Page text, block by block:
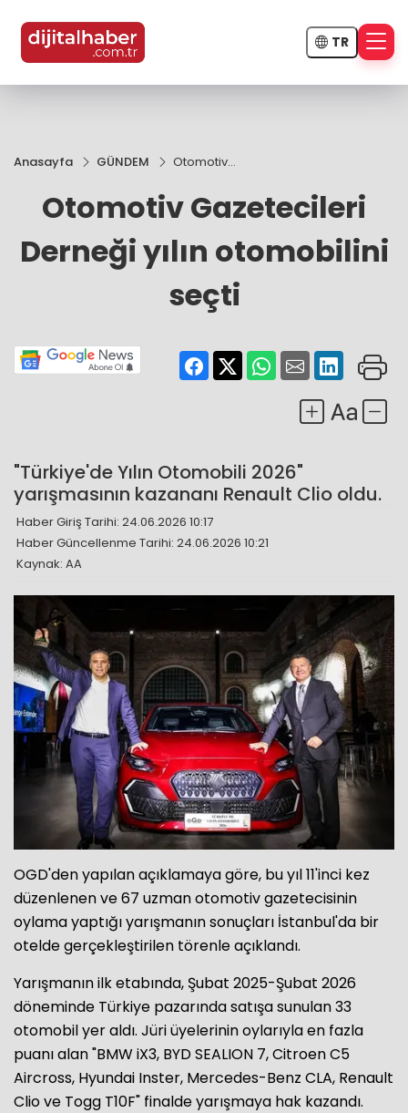
TR
Anasayfa GÜNDEM
Otomotiv
Derneği yılın
otomobilini
Otomotiv Gazetecileri
Derneği yılın otomobilini
seçti
"Türkiye'de Yılın Otomobili 2026"
yarışmasının kazananı Renault Clio oldu.
Haber Giriş Tarihi: 24.06.2026 10:17
Haber Güncellenme Tarihi: 24.06.2026 10:21
Kaynak: AA
OGD'den yapılan açıklamaya göre, bu yıl 11'inci kez
düzenlenen ve 67 uzman otomotiv gazetecisinin
oylama yaptığı yarışmanın sonuçları İstanbul'da bir
otelde gerçekleştirilen törenle açıklandı.
Yarışmanın ilk etabında, Şubat 2025-Şubat 2026
döneminde Türkiye pazarında satışa sunulan 33
otomobil yer aldı. Jüri üyelerinin oylarıyla en fazla
puanı alan "BMW iX3, BYD SEALION 7, Citroen C5
Aircross, Hyundai Inster, Mercedes-Benz CLA, Renault
Clio ve Togg T10F" finalde yarışmaya hak kazandı.